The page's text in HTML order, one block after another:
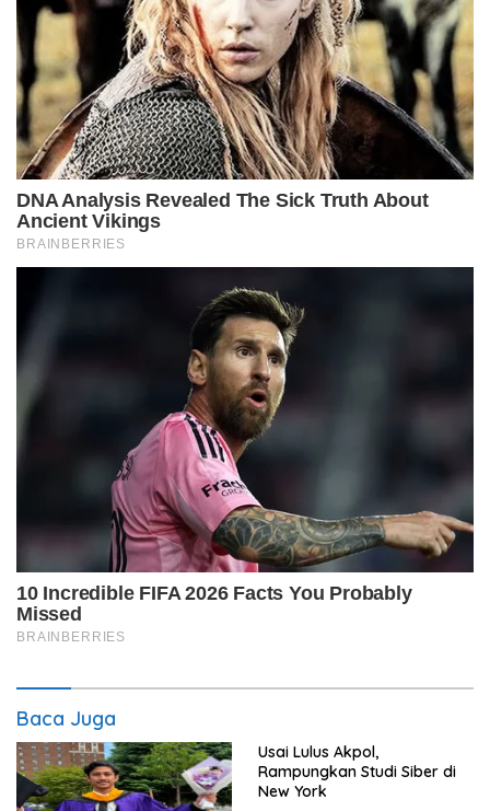
Baca Juga
Usai Lulus Akpol,
Rampungkan Studi Siber di
New York